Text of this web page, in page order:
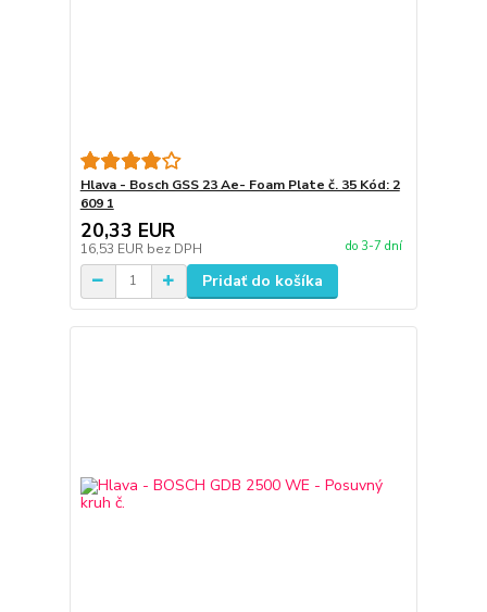
Hlava - Bosch GSS 23 Ae- Foam Plate č. 35 Kód: 2
609 1
20,33 EUR
16,53 EUR bez DPH do 3-7 dní
Pridať do košíka